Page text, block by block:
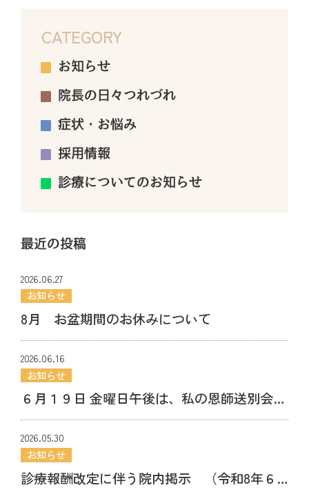
CATEGORY
お知らせ
院長の日々つれづれ
症状・お悩み
採用情報
診療についてのお知らせ
最近の投稿
2026.06.27
お知らせ
8月 お盆期間のお休みについて
2026.06.16
お知らせ
６月１９日 金曜日午後は、私の恩師送別会参
加のため１８時に診療が終了できる人数に達
し次第終了します。
2026.05.30
お知らせ
診療報酬改定に伴う院内掲示 （令和8年６